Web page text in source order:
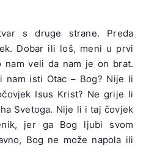
s druge strane. Preda
Dobar ili loš, meni u prvi
nam veli da nam je on brat.
nam isti Otac – Bog? Nije li
Isus Krist? Ne grije li
Svetoga. Nije li i taj čovjek
jer ga Bog ljubi svom
Bog ne može napola ili